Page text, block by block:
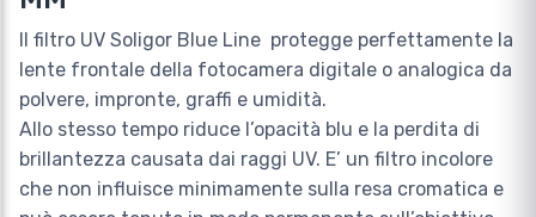
Il filtro UV Soligor Blue Line protegge perfettamente la
lente frontale della fotocamera digitale o analogica da
polvere, impronte, graffi e umidità.
Allo stesso tempo riduce l’opacità blu e la perdita di
brillantezza causata dai raggi UV. E’ un filtro incolore
che non influisce minimamente sulla resa cromatica e